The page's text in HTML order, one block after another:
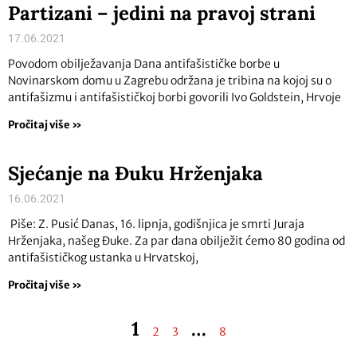
Partizani – jedini na pravoj strani
17.06.2021
Povodom obilježavanja Dana antifašističke borbe u
Novinarskom domu u Zagrebu održana je tribina na kojoj su o
antifašizmu i antifašističkoj borbi govorili Ivo Goldstein, Hrvoje
Pročitaj više »
Sjećanje na Đuku Hrženjaka
16.06.2021
Piše: Z. Pusić Danas, 16. lipnja, godišnjica je smrti Juraja
Hrženjaka, našeg Đuke. Za par dana obilježit ćemo 80 godina od
antifašističkog ustanka u Hrvatskoj,
Pročitaj više »
1 2 3 … 8